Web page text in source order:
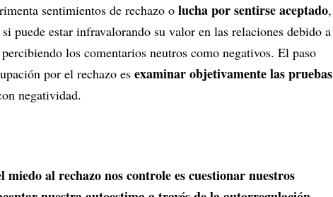
sentimientos de rechazo o lucha por sentirse aceptado,
puede estar infravalorando su valor en las relaciones debido a
los comentarios neutros como negativos. El paso
por el rechazo es examinar objetivamente las pruebas
negatividad.
al rechazo nos controle es cuestionar nuestros